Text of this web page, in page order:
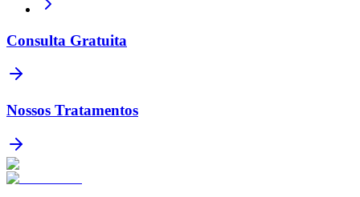
Consulta Gratuita
Nossos Tratamentos